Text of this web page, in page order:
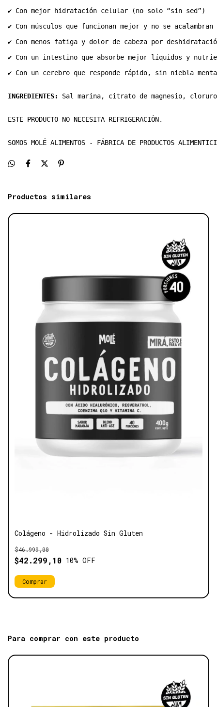
✔ Con mejor hidratación celular (no solo “sin sed”)
✔ Con músculos que funcionan mejor y no se acalambran
✔ Con menos fatiga y dolor de cabeza por
✔ Con un intestino que absorbe mejor líquidos y
✔ Con un cerebro que responde rápido, sin niebla
INGREDIENTES: Sal marina, citrato de magnesio,
ESTE PRODUCTO NO NECESITA REFRIGERACIÓN.
SOMOS MOLÉ ALIMENTOS - FÁBRICA DE PRODUCTOS
Productos similares
Colágeno - Hidrolizado Sin Gluten
$42.299,10
$46.999,00
10% OFF
Para comprar con este producto